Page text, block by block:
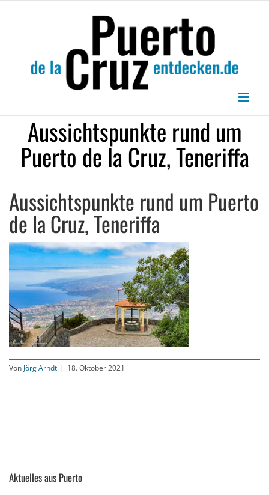
Aussichtspunkte rund um
Puerto de la Cruz, Teneriffa
Aussichtspunkte rund um Puerto
de la Cruz, Teneriffa
Von Jörg Arndt | 18. Oktober 2021
Aktuelles aus Puerto